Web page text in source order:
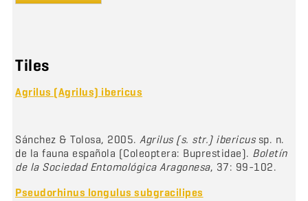
Tiles
Agrilus (Agrilus) ibericus
Sánchez & Tolosa, 2005.Agrilus (s. str.) ibericussp. n.
de la fauna española (Coleoptera: Buprestidae). Boletín
de la Sociedad Entomológica Aragonesa, 37: 99-102.
Pseudorhinus longulus subgracilipes